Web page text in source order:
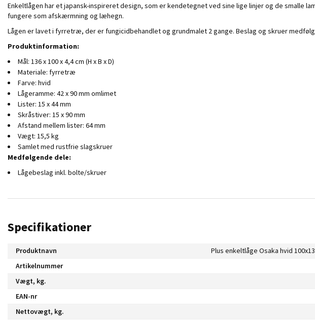
Enkeltlågen har et japansk-inspireret design, som er kendetegnet ved sine lige linjer og de smalle
fungere som afskærmning og læhegn.
Lågen er lavet i fyrretræ, der er fungicidbehandlet og grundmalet 2 gange. Beslag og skruer
Produktinformation:
Mål: 136 x 100 x 4,4 cm (H x B x D)
Materiale: fyrretræ
Farve: hvid
Lågeramme: 42 x 90 mm omlimet
Lister: 15 x 44 mm
Skråstiver: 15 x 90 mm
Afstand mellem lister: 64 mm
Vægt: 15,5 kg
Samlet med rustfrie slagskruer
Medfølgende dele:
Lågebeslag inkl. bolte/skruer
Specifikationer
Produktnavn
Plus enkeltlåge Osaka hvid
Artikelnummer
Vægt, kg.
EAN-nr
Nettovægt, kg.